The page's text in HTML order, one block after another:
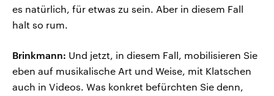
es natürlich, für etwas zu sein. Aber in diesem Fall
halt so rum.
Brinkmann: Und jetzt, in diesem Fall, mobilisieren Sie
eben auf musikalische Art und Weise, mit Klatschen
auch in Videos. Was konkret befürchten Sie denn,